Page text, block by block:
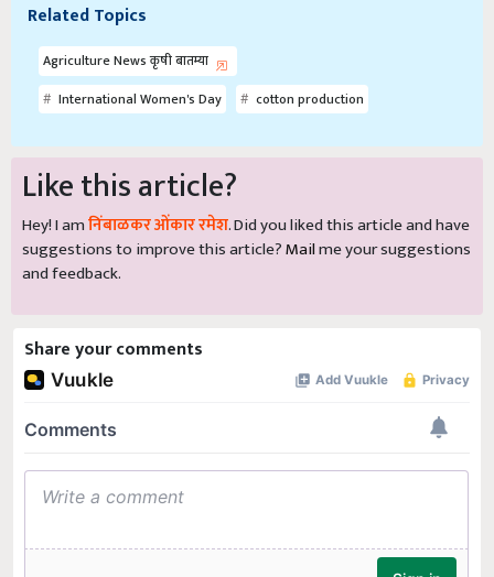
Related Topics
Agriculture News कृषी बातम्या
International Women's Day
cotton production
Like this article?
Hey! I amनिंबाळकर ओंकार रमेश. Did you liked this article and have
suggestions to improve this article?Mailme your suggestions
and feedback.
Share your comments